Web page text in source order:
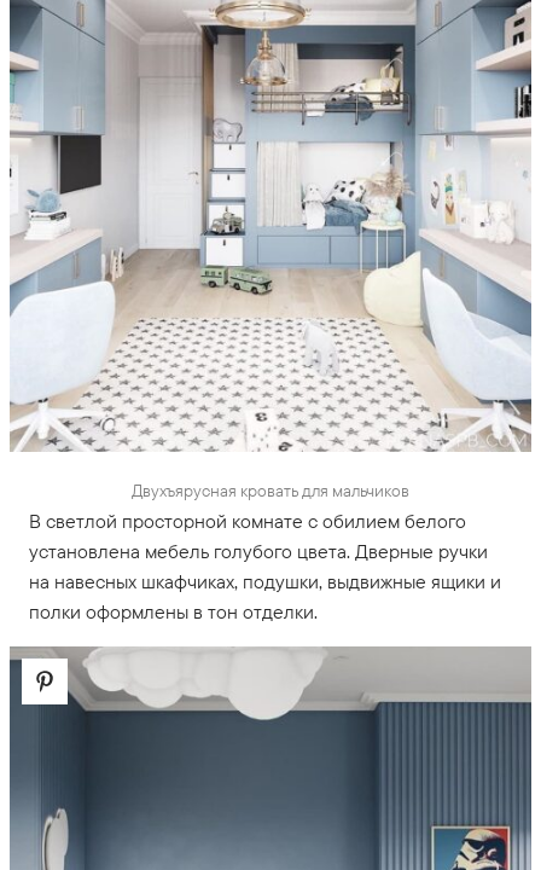
Двухъярусная кровать для мальчиков
В светлой просторной комнате с обилием белого
установлена мебель голубого цвета. Дверные ручки
на навесных шкафчиках, подушки, выдвижные ящики и
полки оформлены в тон отделки.